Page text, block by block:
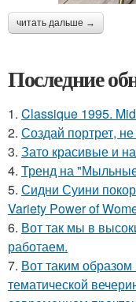
читать дальше →
Последние
1. Classique 1995.
2. Создай портрет,
3. Зато красивые и
4. Тренд на
5. Сидни Суини
Variety Power of
6. Вот так мы в
работаем.
7. Вот таким образом
тематической